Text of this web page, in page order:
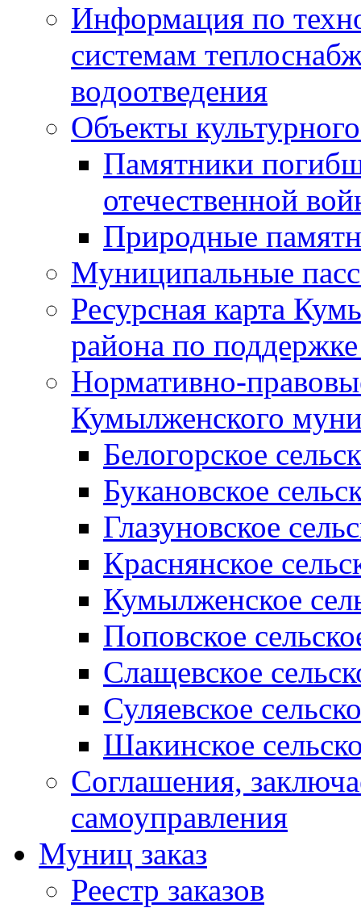
Информация по
системам
водоотведения
Объекты
Памятники
отечественной
Природные
Муниципальные
Ресурсная карта
района по
Нормативно-
Кумылженского
Белогорское
Букановское
Глазуновское
Краснянское
Кумылженское
Поповское
Слащевское
Суляевское
Шакинское
Соглашения,
самоуправления
Муниц заказ
Реестр заказов